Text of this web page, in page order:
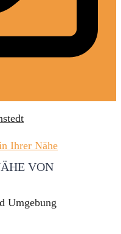
Ihrer Nähe
VON
Umgebung